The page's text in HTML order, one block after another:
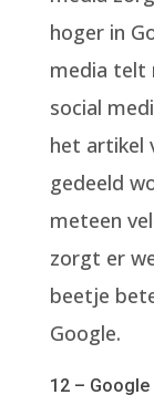
hoger in
media telt
social
het artikel
gedeeld
meteen
zorgt er
beetje
Google.
12 –